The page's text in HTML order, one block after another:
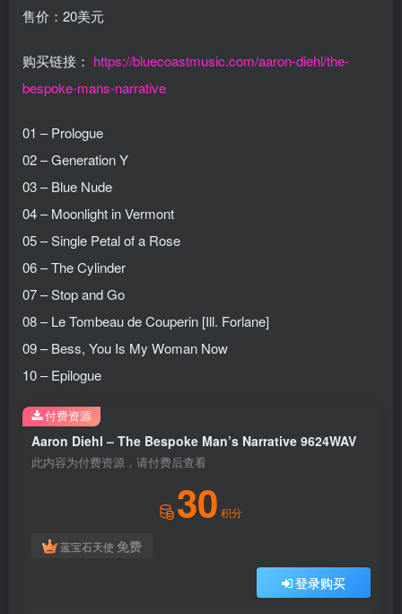
售价：20美元
购买链接： https://bluecoastmusic.com/aaron-diehl/the-
bespoke-mans-narrative
01 – Prologue
02 – Generation Y
03 – Blue Nude
04 – Moonlight in Vermont
05 – Single Petal of a Rose
06 – The Cylinder
07 – Stop and Go
08 – Le Tombeau de Couperin [Ill. Forlane]
09 – Bess, You Is My Woman Now
10 – Epilogue
Aaron Diehl – The Bespoke Man’s Narrative 9624WAV
此内容为付费资源，请付费后查看
30 积分
蓝宝石天使 免费
登录购买
付费资源